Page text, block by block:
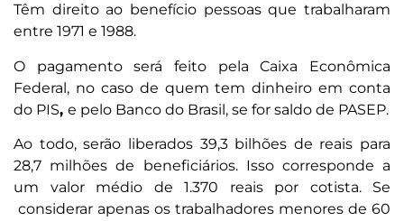
Têm direito ao benefício pessoas que trabalharam
entre 1971 e 1988.
O pagamento será feito pela Caixa Econômica
Federal, no caso de quem tem dinheiro em conta
do PIS, e pelo Banco do Brasil, se for saldo de PASEP.
Ao todo, serão liberados 39,3 bilhões de reais para
28,7 milhões de beneficiários. Isso corresponde a
um valor médio de 1.370 reais por cotista. Se
considerar apenas os trabalhadores menores de 60